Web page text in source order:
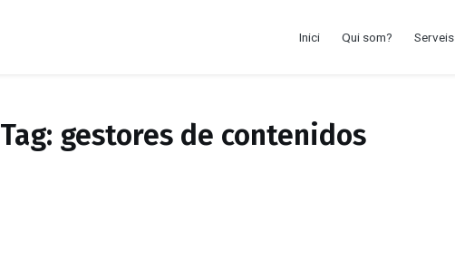
Inici Qui som? Serveis
Tag: gestores de contenidos